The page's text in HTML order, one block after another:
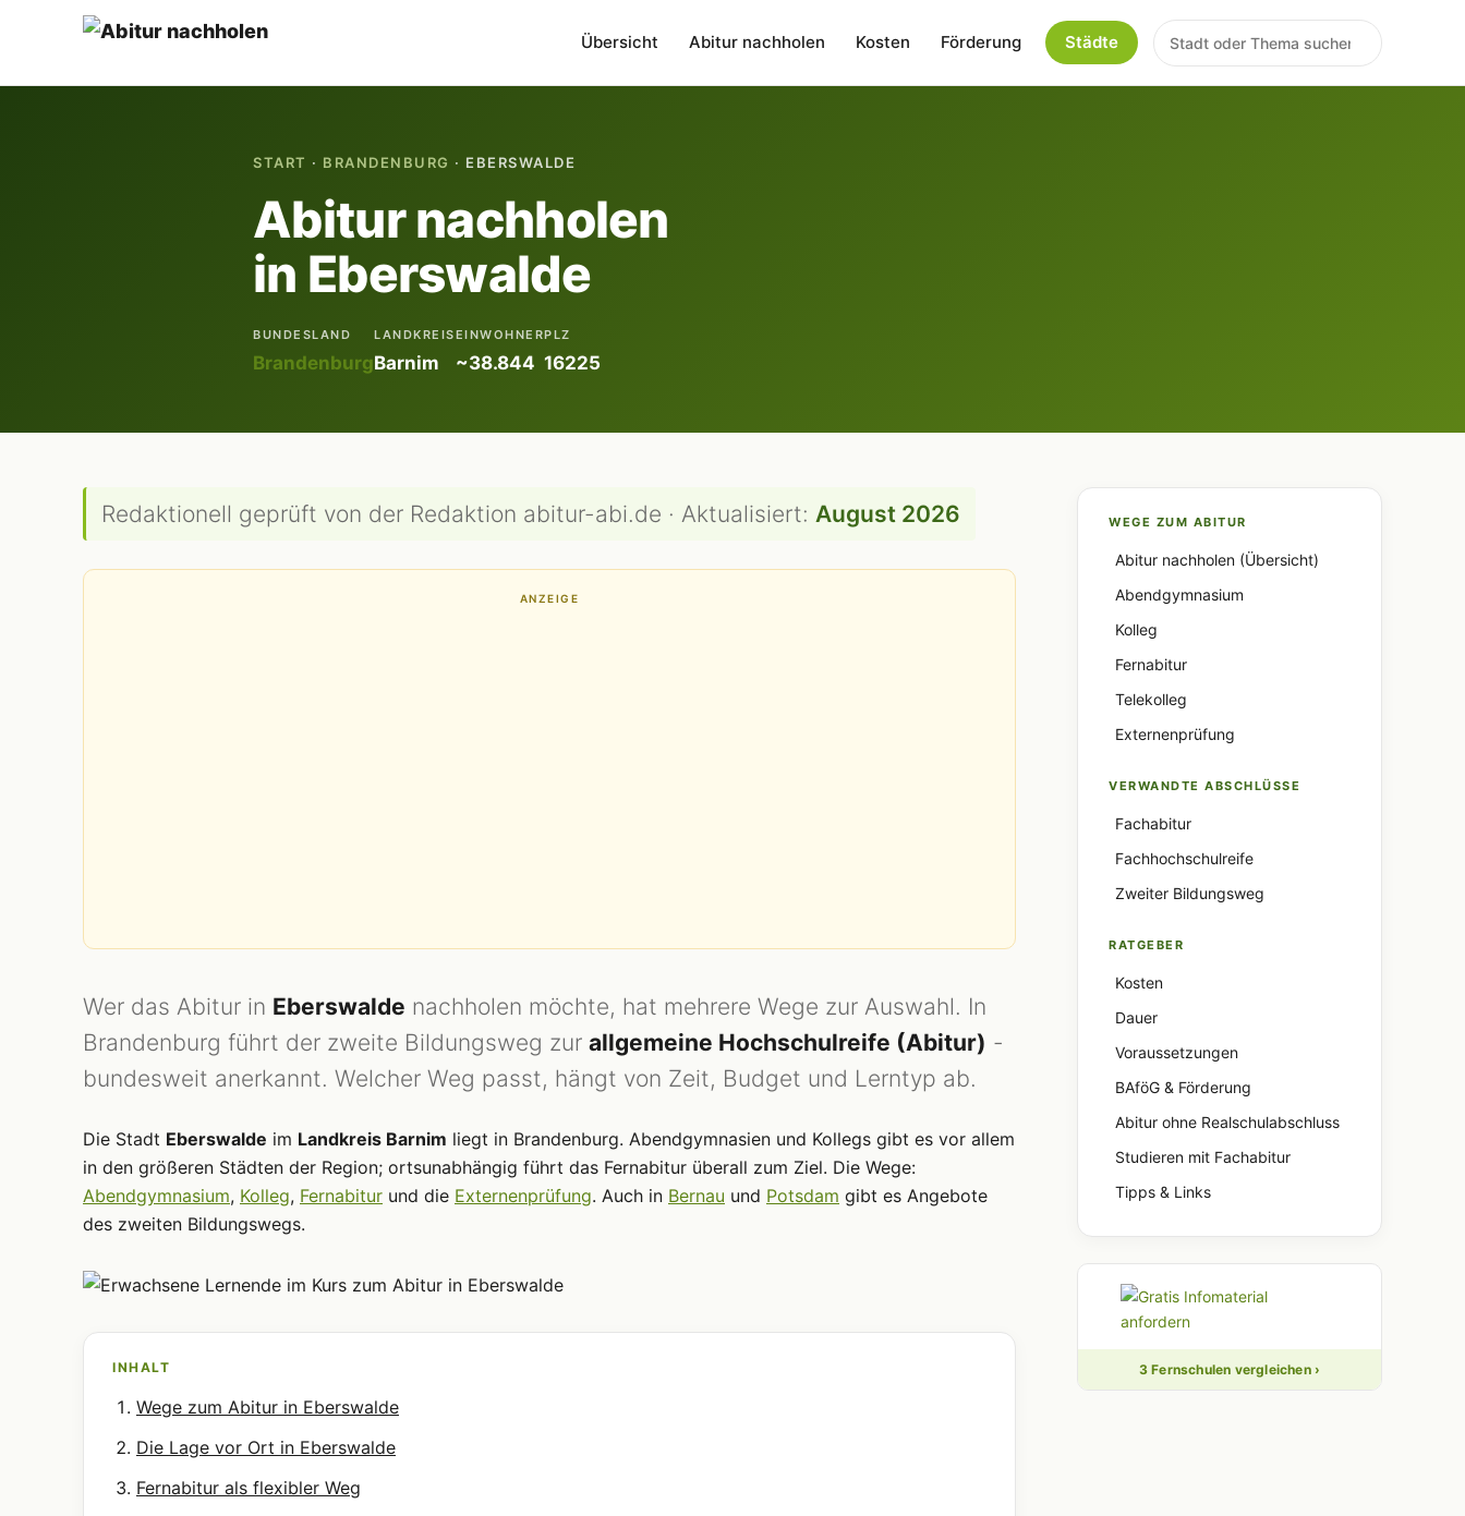
Übersicht Abitur nachholen Kosten Förderung Städte
START · BRANDENBURG · EBERSWALDE
Abitur nachholen
in Eberswalde
BUNDESLAND
Brandenburg
LANDKREIS
Barnim
EINWOHNER
~38.844
PLZ
16225
Redaktionell geprüft von der Redaktion abitur-abi.de · Aktualisiert: August 2026
ANZEIGE
Wer das Abitur in Eberswalde nachholen möchte, hat mehrere Wege zur Auswahl. In
Brandenburg führt der zweite Bildungsweg zur allgemeine Hochschulreife (Abitur) -
bundesweit anerkannt. Welcher Weg passt, hängt von Zeit, Budget und Lerntyp ab.
Die Stadt Eberswalde im Landkreis Barnim liegt in Brandenburg. Abendgymnasien und Kollegs gibt es vor allem
in den größeren Städten der Region; ortsunabhängig führt das Fernabitur überall zum Ziel. Die Wege:
Abendgymnasium, Kolleg, Fernabitur und die Externenprüfung. Auch in Bernau und Potsdam gibt es Angebote
des zweiten Bildungswegs.
INHALT
Wege zum Abitur in Eberswalde
Die Lage vor Ort in Eberswalde
Fernabitur als flexibler Weg
WEGE ZUM ABITUR
Abitur nachholen (Übersicht)
Abendgymnasium
Kolleg
Fernabitur
Telekolleg
Externenprüfung
VERWANDTE ABSCHLÜSSE
Fachabitur
Fachhochschulreife
Zweiter Bildungsweg
RATGEBER
Kosten
Dauer
Voraussetzungen
BAföG & Förderung
Abitur ohne Realschulabschluss
Studieren mit Fachabitur
Tipps & Links
3 Fernschulen vergleichen ›